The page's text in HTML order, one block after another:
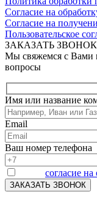
Согласие на
Согласие на
Пользовательское
ЗАКАЗАТЬ ЗВОНОК
Мы свяжемся с Вами
вопросы
Имя или название
Email
Ваш номер телефона
согласие